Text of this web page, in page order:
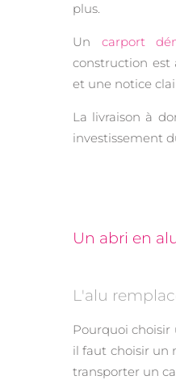
plus.
Un carport
construction est
et une notice
La livraison à
investissement
Un abri en
L'alu
Pourquoi choisir
il faut choisir un
transporter un